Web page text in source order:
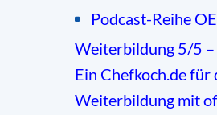
Podcast-Reihe
Weiterbildung 5/5
Ein Chefkoch.de für
Weiterbildung mit